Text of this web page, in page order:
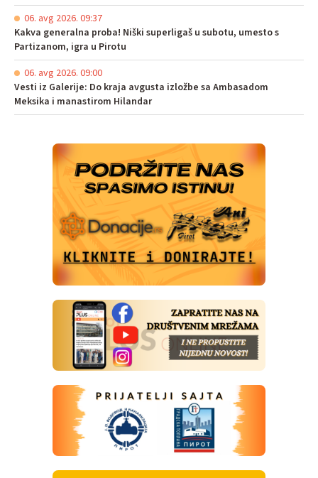
06. avg 2026. 09:37
Kakva generalna proba! Niški superligaš u subotu, umesto s
Partizanom, igra u Pirotu
06. avg 2026. 09:00
Vesti iz Galerije: Do kraja avgusta izložbe sa Ambasadom
Meksika i manastirom Hilandar